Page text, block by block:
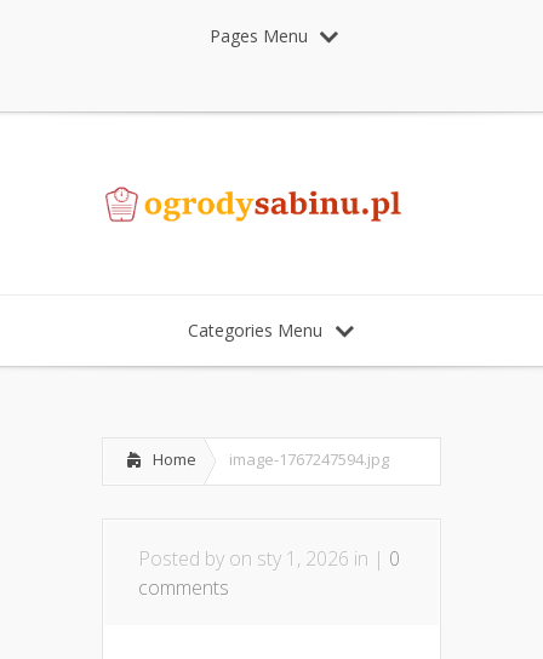
Pages Menu
Categories Menu
Home image-1767247594.jpg
Posted by on sty 1, 2026 in | 0
comments